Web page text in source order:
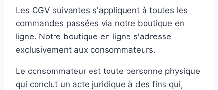
Les CGV suivantes s'appliquent à toutes les
commandes passées via notre boutique en
ligne. Notre boutique en ligne s'adresse
exclusivement aux consommateurs.
Le consommateur est toute personne physique
qui conclut un acte juridique à des fins qui,